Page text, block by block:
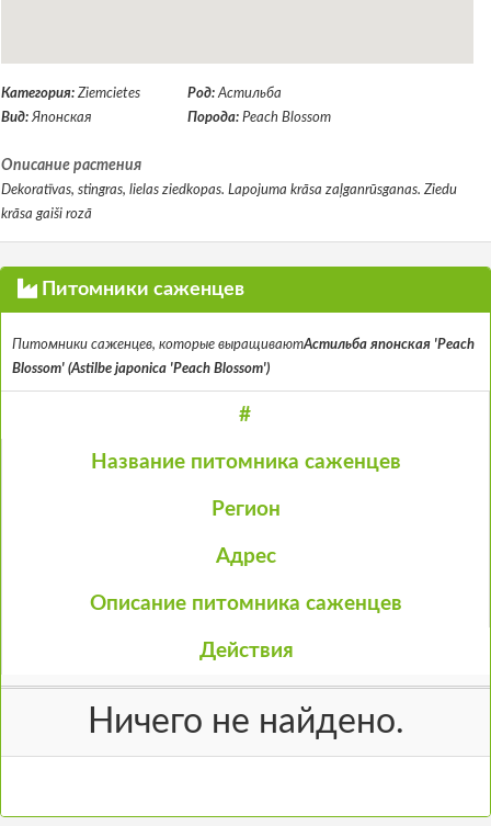
Категория: Ziemcietes Род: Астильба
Вид: Японская Порода: Peach Blossom
Описание растения
Dekoratīvas, stingras, lielas ziedkopas. Lapojuma krāsa zaļganrūsganas. Ziedu
krāsa gaiši rozā
Питомники саженцев
Питомники саженцев, которые выращиваютАстильба японская 'Peach
Blossom' (Astilbe japonica 'Peach Blossom')
#
Название питомника саженцев
Регион
Адрес
Описание питомника саженцев
Действия
Ничего не найдено.